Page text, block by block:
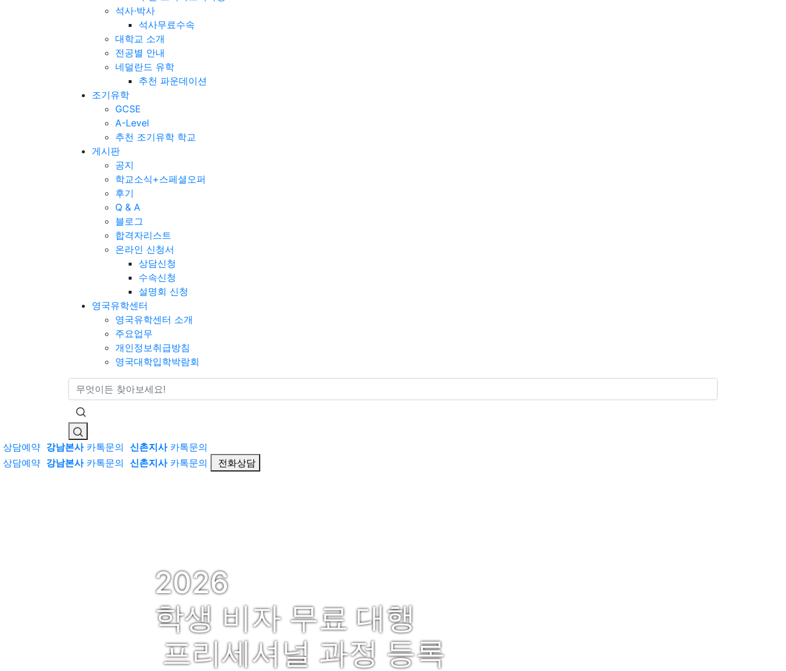
석사·박사
석사무료수속
대학교 소개
전공별 안내
네덜란드 유학
추천 파운데이션
조기유학
GCSE
A-Level
추천 조기유학 학교
게시판
공지
학교소식+스페셜오퍼
후기
Q & A
블로그
합격자리스트
온라인 신청서
상담신청
수속신청
설명회 신청
영국유학센터
영국유학센터 소개
주요업무
개인정보취급방침
영국대학입학박람회
통합검색
상담예약 강남본사카톡문의 신촌지사카톡문의
상담예약 강남본사카톡문의 신촌지사카톡문의 전화상담
2026
학생 비자 무료 대행
프리세셔널 과정 등록